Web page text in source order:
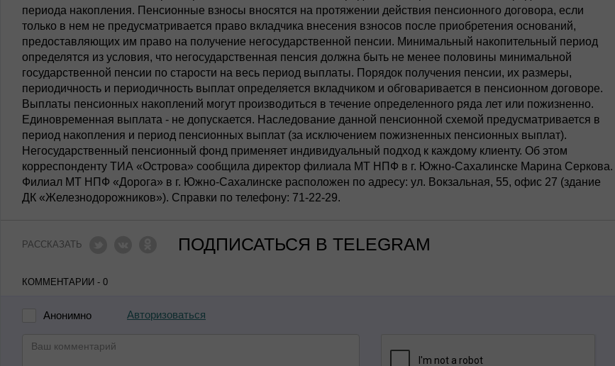
периода накопления. Пенсионные взносы вносятся на протяжении действия пенсионного договора, если
только в нем не предусматривается право вкладчика внесения взносов после приобретения оснований,
предоставляющих им право на получение негосударственной пенсии. Минимальный накопительный период
определятся из условия, что негосударственная пенсия должна быть не менее половины минимальной
государственной пенсии по старости на весь период выплаты. Порядок получения пенсии, их размеры,
периодичность и периодичность выплат определяется вкладчиком и обговаривается в пенсионном договоре.
Выплаты пенсионных накоплений могут производиться в течение определенного ряда лет или пожизненно.
Единовременная выплата - не допускается. Наследование данной пенсионной схемой предусматривается в
период накопления и период пенсионных выплат (за исключением пожизненных пенсионных выплат).
Негосударственный пенсионный фонд применяет индивидуальный подход к каждому клиенту. Об этом
корреспонденту ТИА «Острова» сообщила директор филиала МТ НПФ в г. Южно-Сахалинске Марина Серкова.
Филиал МТ НПФ «Дорога» в г. Южно-Сахалинске расположен по адресу: ул. Вокзальная, 55, офис 27 (здание
ДК «Железнодорожников»). Справки по телефону: 71-22-29.
РАССКАЗАТЬ ПОДПИСАТЬСЯ В TELEGRAM
КОММЕНТАРИИ - 0
Анонимно Авторизоваться